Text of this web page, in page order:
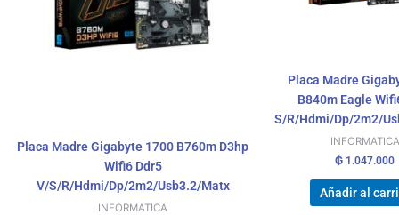
Placa Madre Gigabyte 1700 B760m D3hp
Wifi6 Ddr5
V/S/R/Hdmi/Dp/2m2/Usb3.2/Matx
INFORMATICA
Placa Madre
B840m Eagle
S/R/Hdmi/Dp/2m2/
INFORMATICA
₲ 1.047.000
Añadir al